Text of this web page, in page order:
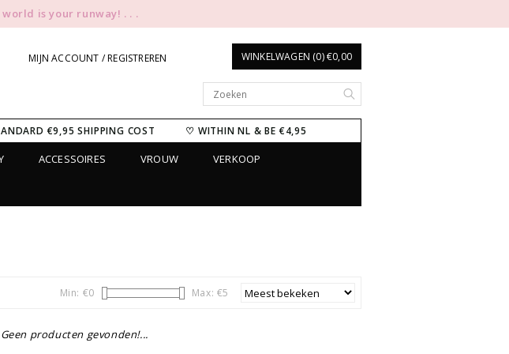
is your runway! . . .
MIJN ACCOUNT / REGISTREREN WINKELWAGEN (0) €0,00
€9,95 SHIPPING COST ♡ WITHIN NL & BE €4,95
ACCESSOIRES VROUW VERKOOP
Min: €0 Max: €5
Geen producten gevonden!...